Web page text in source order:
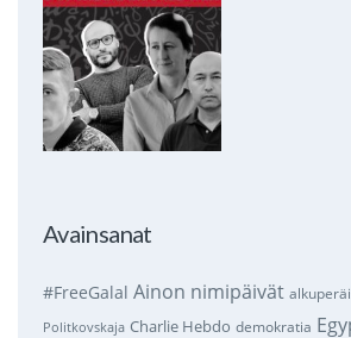
Avainsanat
#FreeGalal Ainon nimipäivät
Politkovskaja Charlie Hebdo demokratia